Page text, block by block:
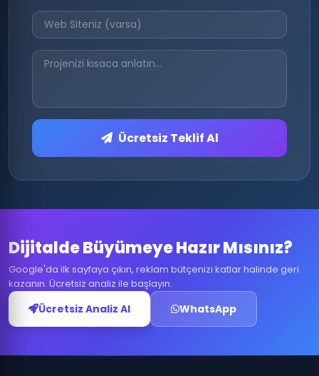
Ücretsiz Teklif Al
Dijitalde Büyümeye Hazır Mısınız?
Google'da ilk sayfaya çıkın, reklam bütçenizi katlar halinde geri
kazanın. Ücretsiz analiz ile başlayın.
Ücretsiz Analiz Al WhatsApp